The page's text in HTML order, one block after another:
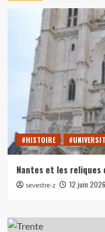
#HISTOIRE
Nantes et les reliques
sevestre-z 12 juin 2026